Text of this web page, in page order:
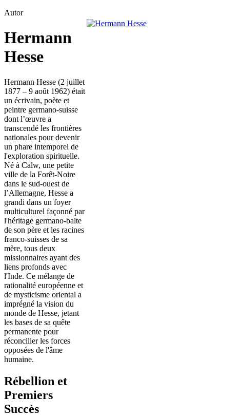
Autor
Hermann
Hesse
Hermann Hesse (2 juillet
1877 – 9 août 1962) était
un écrivain, poète et
peintre germano-suisse
dont l’œuvre a
transcendé les frontières
nationales pour devenir
un phare intemporel de
l'exploration spirituelle.
Né à Calw, une petite
ville de la Forêt-Noire
dans le sud-ouest de
l’Allemagne, Hesse a
grandi dans un foyer
multiculturel façonné par
l'héritage germano-balte
de son père et les racines
franco-suisses de sa
mère, tous deux
missionnaires ayant des
liens profonds avec
l'Inde. Ce mélange de
rationalité européenne et
de mysticisme oriental a
imprégné la vision du
monde de Hesse, jetant
les bases de sa quête
permanente pour
réconcilier les forces
opposées de l'âme
humaine.
Rébellion et
Premiers
Succès